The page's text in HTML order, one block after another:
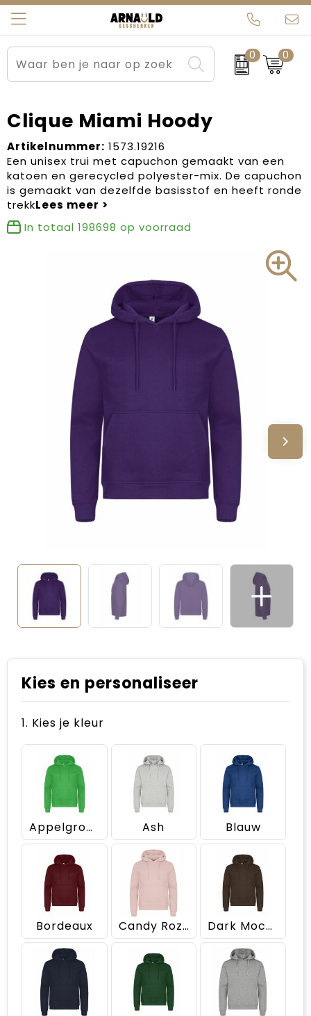
0 0
Relatiegeschenken
Sportkleding
Werkkleding
Kleding en textiel
Tassen
Beurs en Evenementen
Brievenbuspakketten
Carnaval
Dag van de Zorg
Kerstartikelen
Sinterklaas
Verjaardagen
Voetbal, EK en WK
Voor de bouw
Zomergeschenken
Zomerpakketten
Arnauld Kerstpakketten
MijnEigenKadootje
Ons team
Contact
Blogs
Clique Miami Hoody
Artikelnummer: 1573.19216
Een unisex trui met capuchon gemaakt van een
katoen en gerecycled polyester-mix. De capuchon
is gemaakt van dezelfde basisstof en heeft ronde
trekk
In totaal 198698 op voorraad
Kies en personaliseer
1. Kies je kleur
Appelgroen Ash Blauw
Bordeaux Candy Roze Dark Mocca